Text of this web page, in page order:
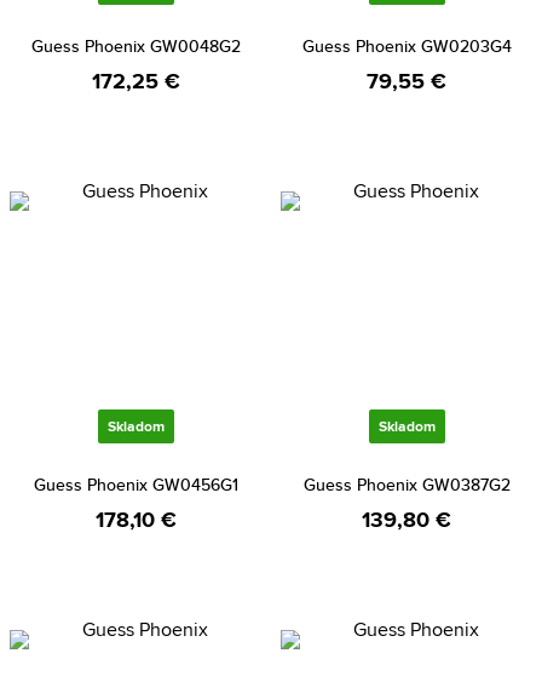
Guess Phoenix GW0048G2
172,25 €
Guess Phoenix GW0203G4
79,55 €
Skladom
Guess Phoenix GW0456G1
178,10 €
Skladom
Guess Phoenix GW0387G2
139,80 €